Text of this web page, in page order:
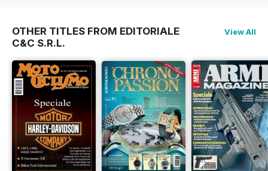
OTHER TITLES FROM EDITORIALE
C&C S.R.L.
View All